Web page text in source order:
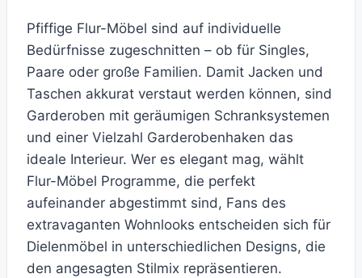
Pfiffige Flur-Möbel sind auf individuelle
Bedürfnisse zugeschnitten – ob für Singles,
Paare oder große Familien. Damit Jacken und
Taschen akkurat verstaut werden können, sind
Garderoben mit geräumigen Schranksystemen
und einer Vielzahl Garderobenhaken das
ideale Interieur. Wer es elegant mag, wählt
Flur-Möbel Programme, die perfekt
aufeinander abgestimmt sind, Fans des
extravaganten Wohnlooks entscheiden sich für
Dielenmöbel in unterschiedlichen Designs, die
den angesagten Stilmix repräsentieren.